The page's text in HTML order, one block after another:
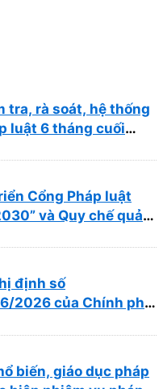
tra, rà soát, hệ thống
luật 6 tháng cuối
Cổng Pháp luật
và Quy chế quản
định số
2026 của Chính phủ
biến, giáo dục pháp